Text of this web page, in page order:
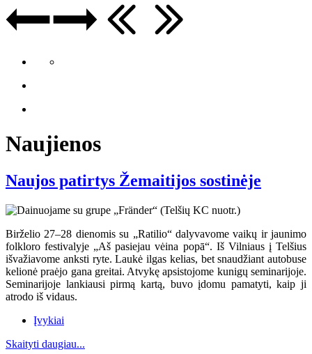
Naujienos
Naujos patirtys Žemaitijos sostinėje
Birželio 27–28 dienomis su „Ratilio“ dalyvavome vaikų ir jaunimo
folkloro festivalyje „Aš pasiejau vėina popā“. Iš Vilniaus į Telšius
išvažiavome anksti ryte. Laukė ilgas kelias, bet snaudžiant autobuse
kelionė praėjo gana greitai. Atvykę apsistojome kunigų seminarijoje.
Seminarijoje lankiausi pirmą kartą, buvo įdomu pamatyti, kaip ji
atrodo iš vidaus.
Įvykiai
Skaityti daugiau...